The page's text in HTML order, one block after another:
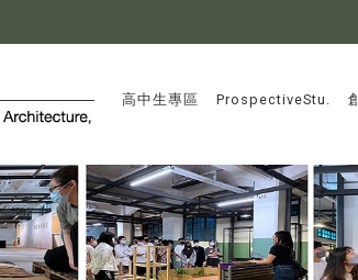
:::
高中生專區 ProspectiveStu.